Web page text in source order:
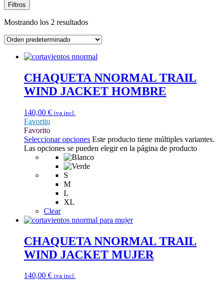
Filtros
Mostrando los 2 resultados
CHAQUETA NNORMAL TRAIL
WIND JACKET HOMBRE
140,00 € iva incl.
Favorito
Favorito
Seleccionar opciones Este producto tiene múltiples variantes.
Las opciones se pueden elegir en la página de producto
S
M
L
XL
Clear
CHAQUETA NNORMAL TRAIL
WIND JACKET MUJER
140,00 € iva incl.